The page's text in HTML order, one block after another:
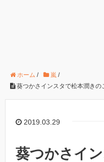
ホーム / 嵐 /
葵つかさインスタで松本潤きの
2019.03.29
葵つかさイ